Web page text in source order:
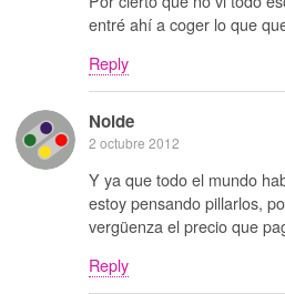
entré ahí a coger lo que
Reply
Noide
2 octubre 2012
Y ya que todo el mundo
estoy pensando pillarlos,
vergüenza el precio que
Reply